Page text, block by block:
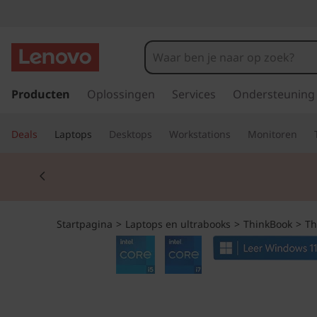
h
n
k
a
a
Producten Oplossingen Services Ondersteuning
Deals Laptops Desktops Workstations Monitoren
Currently displaying item 2 of 2
Startpagina > Laptops en ultrabooks > ThinkBook >